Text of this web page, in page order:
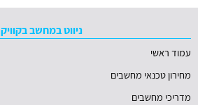
ניווט במחשב בקוויק
עמוד ראשי
מחירון טכנאי מחשבים
מדריכי מחשבים